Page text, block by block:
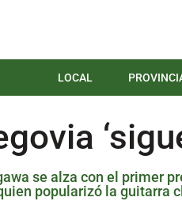
LOCAL
se alza con el primer
popularizó la guitarra